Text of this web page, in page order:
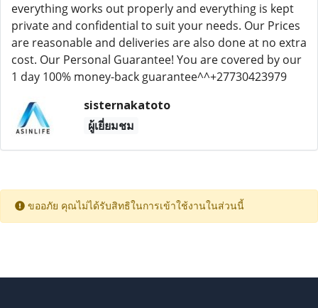
everything works out properly and everything is kept
private and confidential to suit your needs. Our Prices
are reasonable and deliveries are also done at no extra
cost. Our Personal Guarantee! You are covered by our
1 day 100% money-back guarantee^^+27730423979
sisternakatoto
ผู้เยี่ยมชม
ขออภัย คุณไม่ได้รับสิทธิในการเข้าใช้งานในส่วนนี้